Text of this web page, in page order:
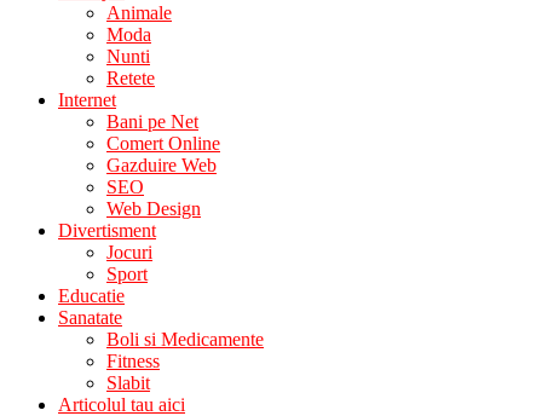
Animale
Moda
Nunti
Retete
Internet
Bani pe Net
Comert Online
Gazduire Web
SEO
Web Design
Divertisment
Jocuri
Sport
Educatie
Sanatate
Boli si Medicamente
Fitness
Slabit
Articolul tau aici